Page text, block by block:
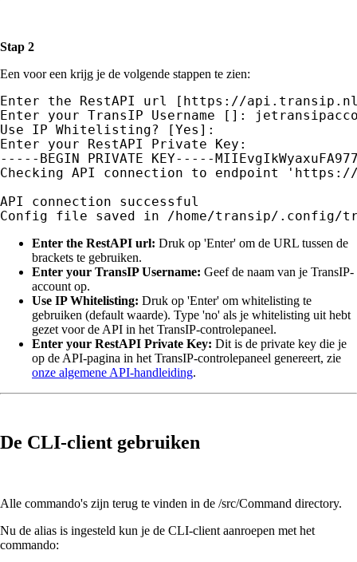
Stap 2
Een voor een krijg je de volgende stappen te zien:
Enter the RestAPI url [https://
Enter your TransIP Username []:
Use IP Whitelisting? [Yes]:
Enter your RestAPI Private Key:
-----BEGIN PRIVATE KEY-----
Checking API connection to endpoint
API connection successful
Config file saved in /home/transip/.config/
Enter the RestAPI url: Druk op 'Enter' om de URL tussen de
brackets te gebruiken.
Enter your TransIP Username: Geef de naam van je TransIP-
account op.
Use IP Whitelisting: Druk op 'Enter' om whitelisting te
gebruiken (default waarde). Type 'no' als je whitelisting uit hebt
gezet voor de API in het TransIP-controlepaneel.
Enter your RestAPI Private Key: Dit is de private key die je
op de API-pagina in het TransIP-controlepaneel genereert, zie
onze algemene API-handleiding.
De CLI-client gebruiken
Alle commando's zijn terug te vinden in de /src/Command directory.
Nu de alias is ingesteld kun je de CLI-client aanroepen met het
commando: